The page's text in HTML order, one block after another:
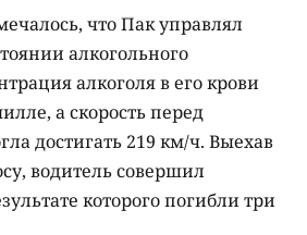
что Пак управлял
алкогольного
алкоголя в его крови
а скорость перед
достигать 219 км/ч. Выехав
водитель совершил
которого погибли три